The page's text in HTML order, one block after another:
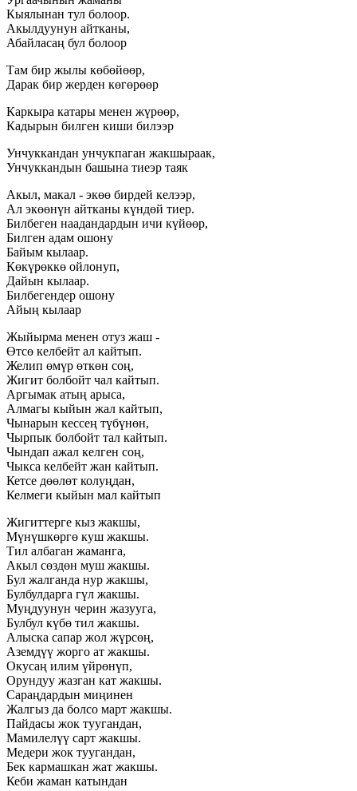
Кыялынан тул болоор.
Акылдуунун айтканы,
Абайласаң бул болоор
Там бир жылы көбөйөөр,
Дарак бир жерден көгөрөөр
Каркыра катары менен жүрөөр,
Кадырын билген киши билээр
Унчуккандан унчукпаган жакшыраак,
Унчуккандын башына тиеэр таяк
Акыл, макал - экөө бирдей келээр,
Ал экөөнүн айтканы күндөй тиер.
Билбеген наадандардын ичи күйөөр,
Билген адам ошону
Байым кылаар.
Көкүрөккө ойлонуп,
Дайын кылаар.
Билбегендер ошону
Айың кылаар
Жыйырма менен отуз жаш -
Өтсө келбейт ал кайтып.
Желип өмүр өткөн соң,
Жигит болбойт чал кайтып.
Аргымак атың арыса,
Алмагы кыйын жал кайтып,
Чынарын кессең түбүнөн,
Чырпык болбойт тал кайтып.
Чындап ажал келген соң,
Чыкса келбейт жан кайтып.
Кетсе дөөлөт колуңдан,
Келмеги кыйын мал кайтып
Жигиттерге кыз жакшы,
Мүнүшкөргө куш жакшы.
Тил албаган жаманга,
Акыл сөздөн муш жакшы.
Бул жалганда нур жакшы,
Булбулдарга гүл жакшы.
Муңдуунун черин жазууга,
Булбул күбө тил жакшы.
Алыска сапар жол жүрсөң,
Аземдүү жорго ат жакшы.
Окусаң илим үйрөнүп,
Орундуу жазган кат жакшы.
Сараңдардын миңинен
Жалгыз да болсо март жакшы.
Пайдасы жок туугандан,
Мамилелүү сарт жакшы.
Медери жок туугандан,
Бек кармашкан жат жакшы.
Кеби жаман катындан